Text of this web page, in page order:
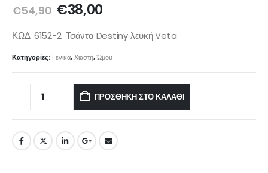
€54,90 €38,00
ΚΩΔ. 6152-2 Τσάντα Destiny λευκή Veta
Κατηγορίες: Γενικά,Χιαστή,Ώμου
ΠΡΟΣΘΉΚΗ ΣΤΟ ΚΑΛΆΘΙ